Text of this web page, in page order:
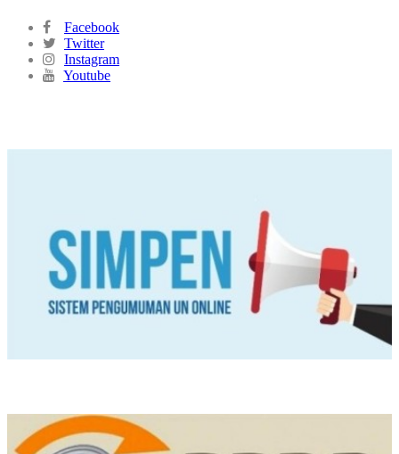
Facebook
Twitter
Instagram
Youtube